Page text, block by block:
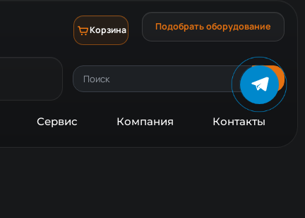
Корзина Подобрать оборудование
Сервис Компания Контакты